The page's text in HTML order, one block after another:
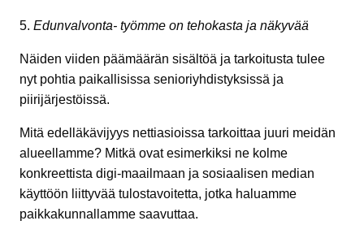
5. Edunvalvonta- työmme on tehokasta ja näkyvää
Näiden viiden päämäärän sisältöä ja tarkoitusta tulee
nyt pohtia paikallisissa senioriyhdistyksissä ja
piirijärjestöissä.
Mitä edelläkävijyys nettiasioissa tarkoittaa juuri meidän
alueellamme? Mitkä ovat esimerkiksi ne kolme
konkreettista digi-maailmaan ja sosiaalisen median
käyttöön liittyvää tulostavoitetta, jotka haluamme
paikkakunnallamme saavuttaa.